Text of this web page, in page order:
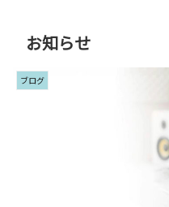
お知らせ
ブログ